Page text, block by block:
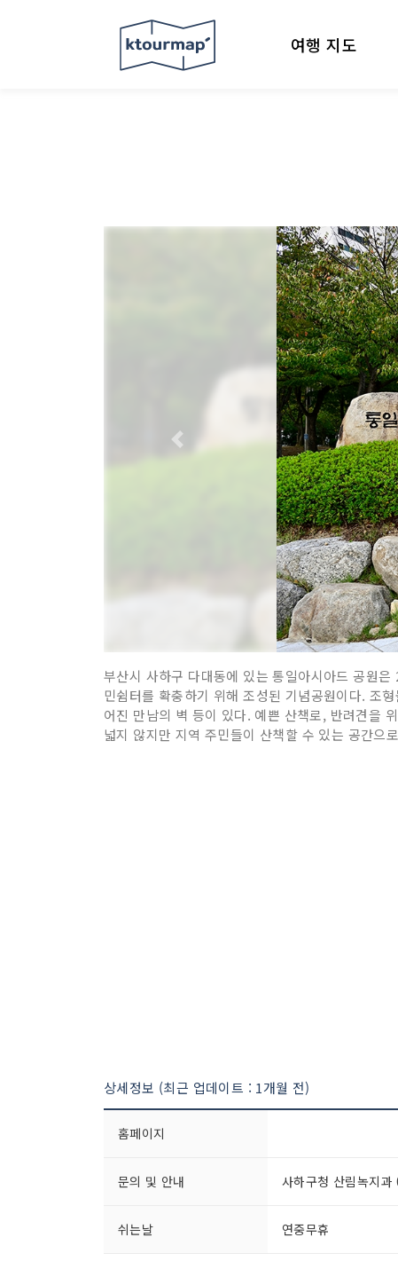
여행 지도
부산시 사하구 다대동에 있는 통일아시아드 공원
민쉼터를 확충하기 위해 조성된 기념공원이다. 조
어진 만남의 벽 등이 있다. 예쁜 산책로, 반려견을
넓지 않지만 지역 주민들이 산책할 수 있는 공간으
상세정보 (최근 업데이트 : 1개월 전)
홈페이지
문의 및 안내 사하구청 산림녹지
쉬는날 연중무휴